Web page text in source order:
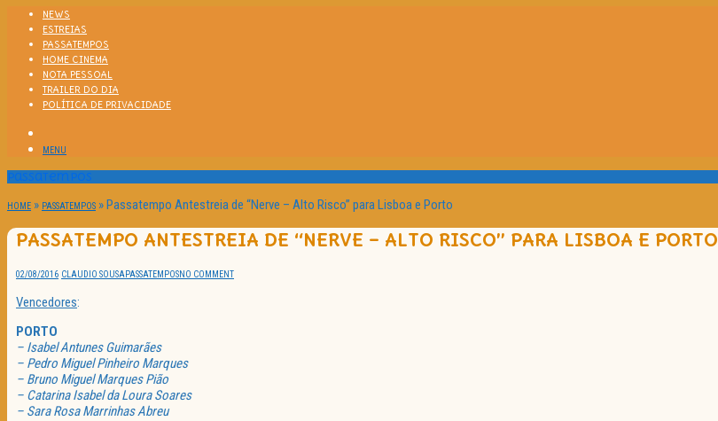
NEWS
ESTREIAS
PASSATEMPOS
HOME CINEMA
NOTA PESSOAL
TRAILER DO DIA
POLÍTICA DE PRIVACIDADE
MENU
Passatempos
HOME » PASSATEMPOS »Passatempo Antestreia de “Nerve – Alto Risco” para Lisboa e Porto
PASSATEMPO ANTESTREIA DE “NERVE – ALTO RISCO” PARA LISBOA E PORTO
02/08/2016 CLAUDIO SOUSAPASSATEMPOSNO COMMENT
Vencedores:
PORTO
– Isabel Antunes Guimarães
– Pedro Miguel Pinheiro Marques
– Bruno Miguel Marques Pião
– Catarina Isabel da Loura Soares
– Sara Rosa Marrinhas Abreu